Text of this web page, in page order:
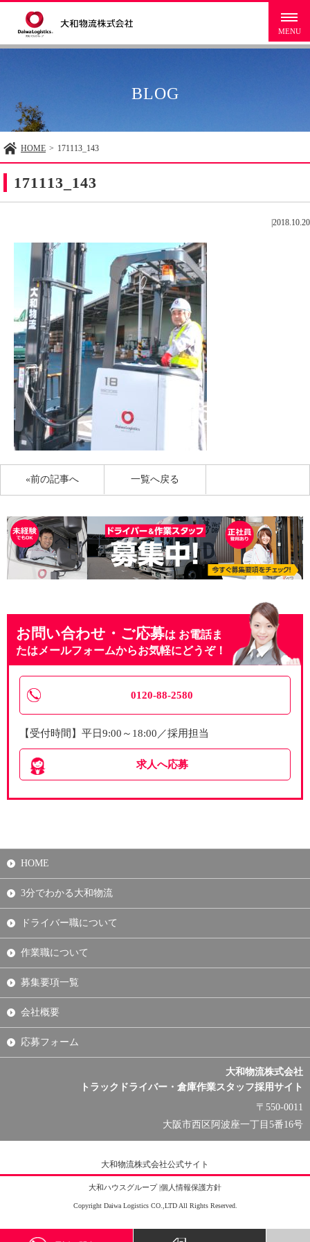
BLOG
HOME > 171113_143
171113_143
2018.10.20
«前の記事へ 一覧へ戻る
お問い合わせ・ご応募は お電話ま
たはメールフォームからお気軽にどうぞ！
0120-88-2580
【受付時間】平日9:00～18:00／採用担当
求人へ応募
HOME
3分でわかる大和物流
ドライバー職について
作業職について
募集要項一覧
会社概要
応募フォーム
大和物流株式会社
トラックドライバー・倉庫作業スタッフ採用サイト
〒550-0011
大阪市西区阿波座一丁目5番16号
大和物流株式会社公式サイト
大和ハウスグループ|個人情報保護方針
Copyright Daiwa Logistics CO.,LTD All Rights Reserved.